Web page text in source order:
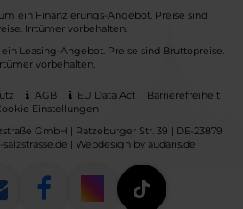
ein Finanzierungs-Angebot. Preise sind
Irrtümer vorbehalten.
Leasing-Angebot. Preise sind Bruttopreise.
vorbehalten.
AGB EU Data Act
Barrierefreiheit
Einstellungen
GmbH | Ratzeburger Str. 39 | DE-23879
| Webdesign by audaris.de